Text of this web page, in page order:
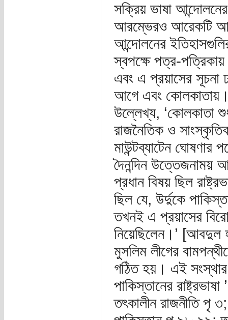
সক্রিয় ভাষা
আরম্ভেরও আরেকটি
আন্দোলনের
স্বপক্ষে পত্র-
এবং এ প্রয়াসের
আগে এবং
উল্লেখ্য, ‘কোলকাতা
রাজনৈতিক ও
মাউন্টব্যাটেন ঘোষণার
দৈনন্দিন
প্রধান বিষয় ছিল
ছিল যে, উর্দুকে
তখনই এ প্রয়াসের
নিয়েছিলেন।’ [আবদুল
মুসলিম লীগের
গঠিত হয়। এই সংস্থার
পাকিস্তানের
তৎকালীন রাজনীতি পৃ